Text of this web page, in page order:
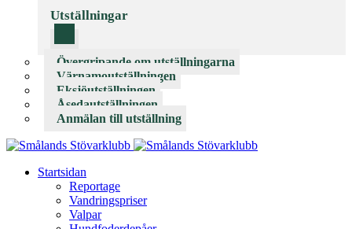
Utställningar
Övergripande om utställningarna
Värnamoutställningen
Eksjöutställningen
Åsedautställningen
Anmälan till utställning
Startsidan
Reportage
Vandringspriser
Valpar